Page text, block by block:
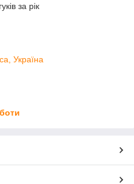
за рік
Україна